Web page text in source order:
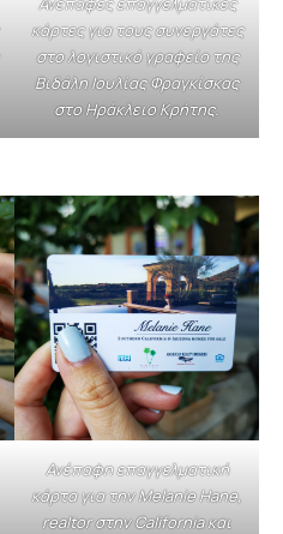
κάρτες για τους συνεργάτες
στο λογιστικό γραφείο της
Βιδάλη Ιουλίας Φραγκίσκας
στο Ηράκλειο Κρήτης.
Ανέπαφη επαγγελματική
κάρτα για την Melanie Hane,
realtor στην California και